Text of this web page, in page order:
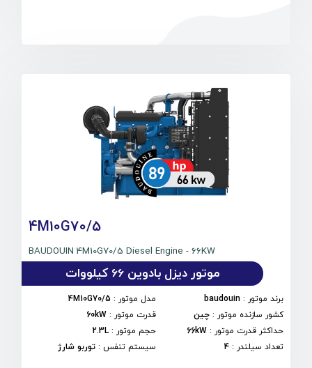
4M10G70/5
BAUDOUIN 4M10G70/5 Diesel Engine - 66KW
موتور دیزل بادوین 66 کیلووات
برند موتور :
baudouin مدل موتور :
4M10G70/5
کشور سازنده موتور : چین قدرت موتور :
60kW
حداکثر قدرت موتور :
66kW حجم موتور :
2.3L
تعداد سیلندر :
4 سیستم تنفس : توربو شارژ